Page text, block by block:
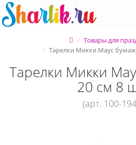
Товары для
Тарелки Микки Маус
Тарелки Микки
20 см 8
(арт. 100-